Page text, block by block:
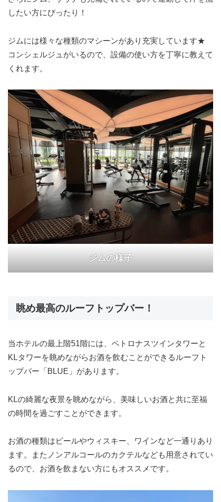
したい方にぴったり！
ジムには様々な種類のマシーンがあり充実しています★
コンシェルジュがいるので、設備の使い方を丁寧に教えて
くれます。
ジムの様子
眺め最高のルーフトップバー！
当ホテルの最上階51階には、ペトロナスツインタワーと
KLタワーを眺めながらお酒を飲むことができるルーフト
ップバー「BLUE」があります。
KLの綺麗な夜景を眺めながら、美味しいお酒と共に至福
の時間を過ごすことができます。
お酒の種類はビールやウィスキー、ワインなど一通りあり
ます。またノンアルコールのカクテルなども用意されてい
るので、お酒を飲まない方にもオススメです。